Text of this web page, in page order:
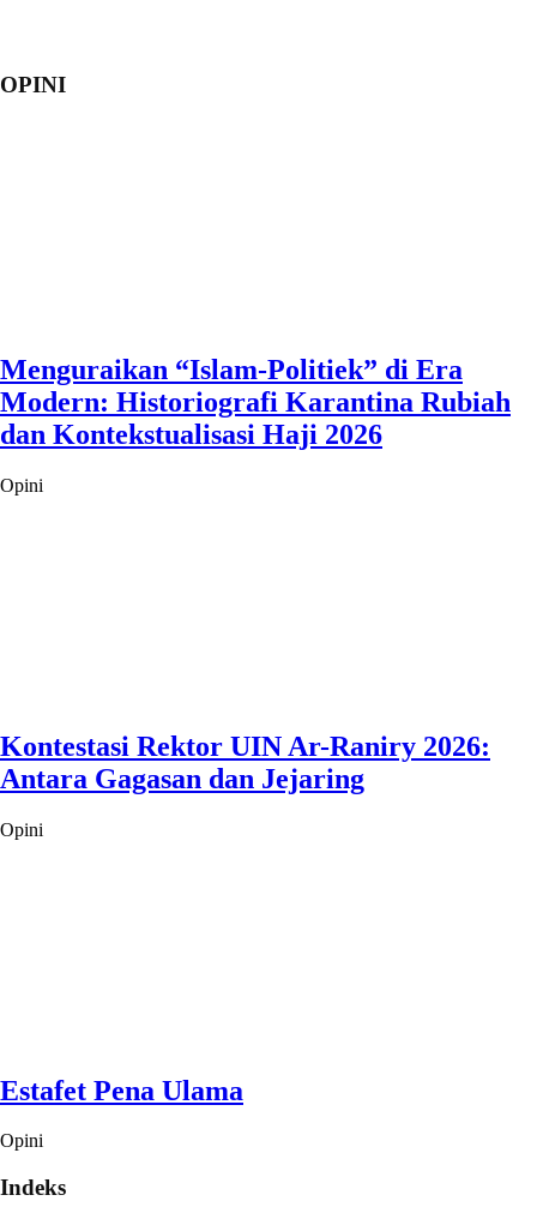
OPINI
Menguraikan “Islam-Politiek” di Era
Modern: Historiografi Karantina Rubiah
dan Kontekstualisasi Haji 2026
Opini
Kontestasi Rektor UIN Ar-Raniry 2026:
Antara Gagasan dan Jejaring
Opini
Estafet Pena Ulama
Opini
Indeks